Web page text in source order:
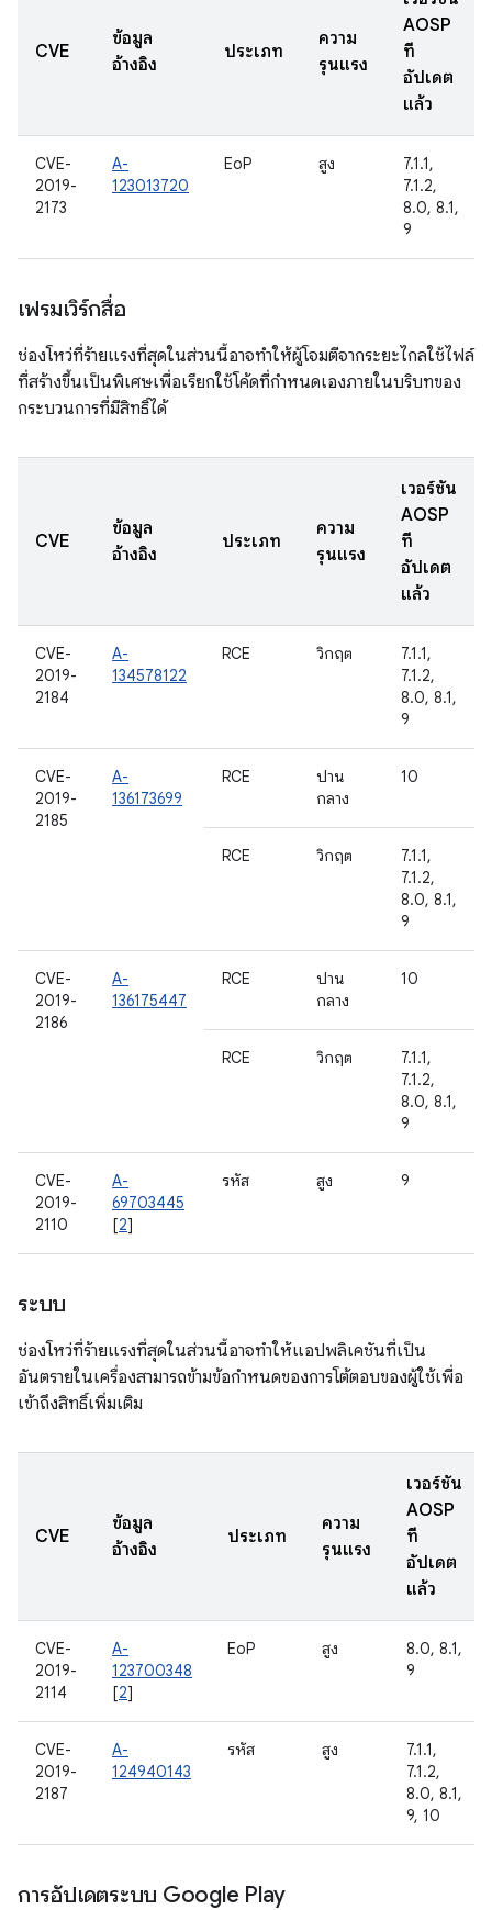
CVE
ข้อมูล
อ้างอิง
ประเภท
ความ
รุนแรง
AOSP
ที่
อัปเดต
แล้ว
CVE-
2019-
2173
A-
123013720
EoP สูง
7.1.1,
7.1.2,
8.0, 8.1,
9
เฟรมเวิร์กสื่อ
ช่องโหว่ที่ร้ายแรงที่สุดในส่วนนี้อาจทำให้ผู้โจมตีจากระยะไกลใช้ไฟล์
ที่สร้างขึ้นเป็นพิเศษเพื่อเรียกใช้โค้ดที่กำหนดเองภายในบริบทของ
กระบวนการที่มีสิทธิ์ได้
CVE
ข้อมูล
อ้างอิง
ประเภท
ความ
รุนแรง
เวอร์ชัน
AOSP
ที่
อัปเดต
แล้ว
CVE-
2019-
2184
A-
134578122
RCE วิกฤต
7.1.1,
7.1.2,
8.0, 8.1,
9
CVE-
2019-
2185
A-
136173699
RCE
ปาน
กลาง
10
RCE วิกฤต
7.1.1,
7.1.2,
8.0, 8.1,
9
CVE-
2019-
2186
A-
136175447
RCE
ปาน
กลาง
10
RCE วิกฤต
7.1.1,
7.1.2,
8.0, 8.1,
9
CVE-
2019-
2110
A-
69703445
[2]
รหัส สูง 9
ระบบ
ช่องโหว่ที่ร้ายแรงที่สุดในส่วนนี้อาจทำให้แอปพลิเคชันที่เป็น
อันตรายในเครื่องสามารถข้ามข้อกำหนดของการโต้ตอบของผู้ใช้เพื่อ
เข้าถึงสิทธิ์เพิ่มเติม
CVE
ข้อมูล
อ้างอิง
ประเภท
ความ
รุนแรง
เวอร์ชัน
AOSP
ที่
อัปเดต
แล้ว
CVE-
2019-
2114
A-
123700348
[2]
EoP สูง
8.0, 8.1,
9
CVE-
2019-
2187
A-
124940143
รหัส สูง
7.1.1,
7.1.2,
8.0, 8.1,
9, 10
การอัปเดตระบบ Google Play